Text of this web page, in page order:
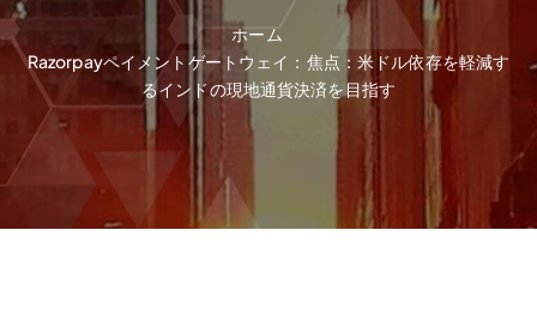
ホーム
Razorpayペイメントゲートウェイ：焦点：米ドル依存を軽減す
るインドの現地通貨決済を目指す